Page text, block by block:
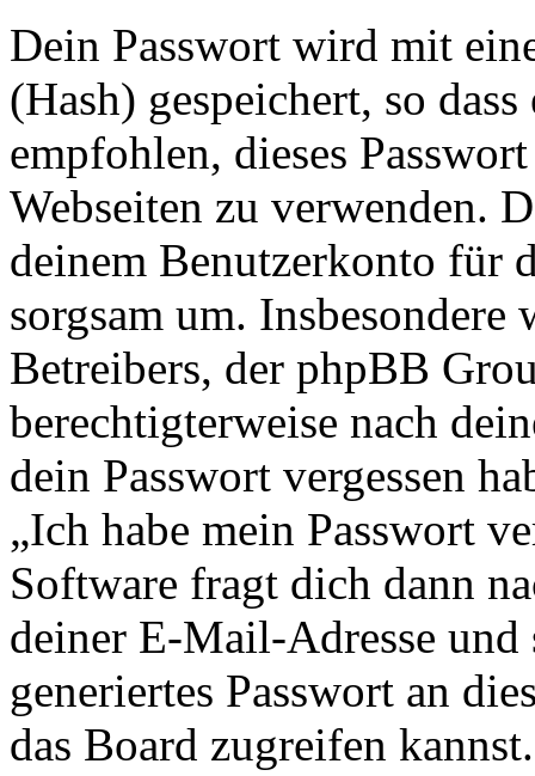
Dein Passwort wird mit
(Hash) gespeichert, so
empfohlen, dieses
Webseiten zu verwenden.
deinem Benutzerkonto für
sorgsam um.
Betreibers, der phpBB
berechtigterweise nach
dein Passwort vergessen
„Ich habe mein Passwort
Software fragt dich dann
deiner E-Mail-Adresse und
generiertes Passwort an
das Board zugreifen kannst.